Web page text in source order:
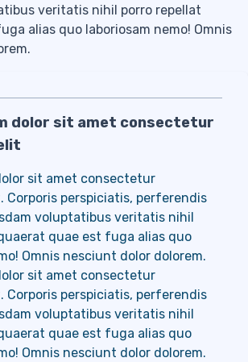
veritatis nihil porro repellat
alias quo laboriosam nemo! Omnis
dolor sit amet consectetur
sit amet consectetur
Corporis perspiciatis, perferendis
voluptatibus veritatis nihil
quae est fuga alias quo
Omnis nesciunt dolor dolorem.
sit amet consectetur
Corporis perspiciatis, perferendis
voluptatibus veritatis nihil
quae est fuga alias quo
Omnis nesciunt dolor dolorem.